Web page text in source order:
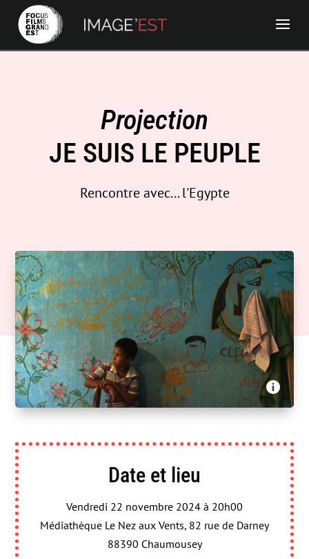
Projection
JE SUIS LE PEUPLE
Rencontre avec... l'Egypte
Haut les mains productions, Narratio Films - Je suis
le peuple 
Date et lieu
Vendredi 22 novembre 2024 à 20h00
Médiathèque Le Nez aux Vents, 82 rue de Darney
88390 Chaumousey